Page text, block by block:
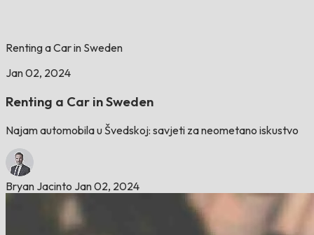
Renting a Car in Sweden
Jan 02, 2024
Renting a Car in Sweden
Najam automobila u Švedskoj: savjeti za neometano iskustvo
Bryan Jacinto Jan 02, 2024